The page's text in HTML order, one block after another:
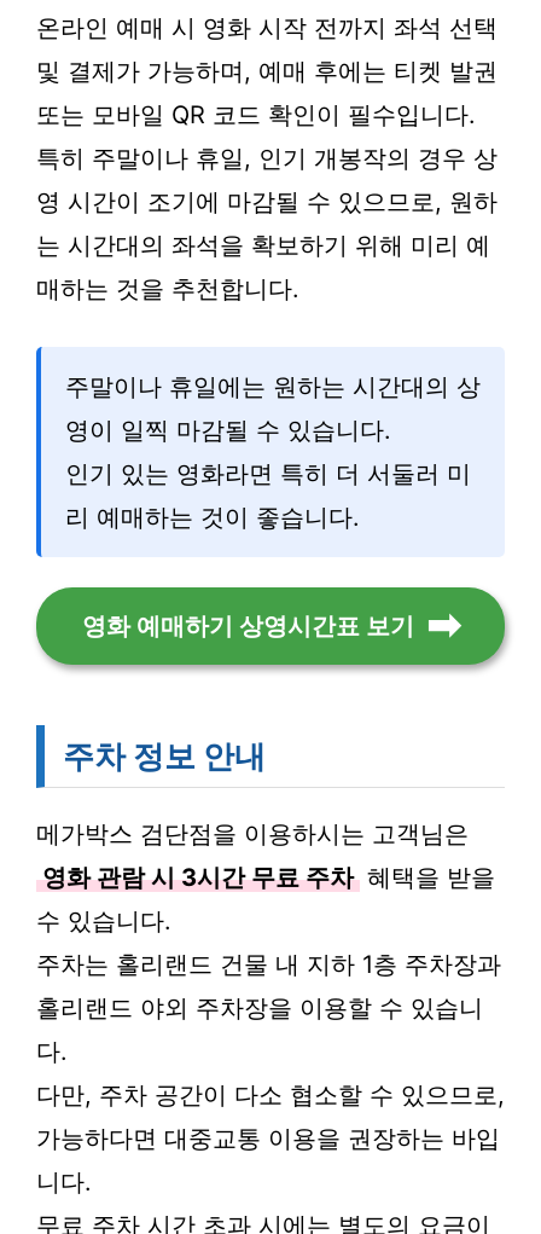
온라인 예매 시 영화 시작 전까지 좌석 선택
및 결제가 가능하며, 예매 후에는 티켓 발권
또는 모바일 QR 코드 확인이 필수입니다.
특히 주말이나 휴일, 인기 개봉작의 경우 상
영 시간이 조기에 마감될 수 있으므로, 원하
는 시간대의 좌석을 확보하기 위해 미리 예
매하는 것을 추천합니다.
주말이나 휴일에는 원하는 시간대의 상
영이 일찍 마감될 수 있습니다.
인기 있는 영화라면 특히 더 서둘러 미
리 예매하는 것이 좋습니다.
영화 예매하기 상영시간표 보기
주차 정보 안내
메가박스 검단점을 이용하시는 고객님은
영화 관람 시 3시간 무료 주차 혜택을 받을
수 있습니다.
주차는 홀리랜드 건물 내 지하 1층 주차장과
홀리랜드 야외 주차장을 이용할 수 있습니
다.
다만, 주차 공간이 다소 협소할 수 있으므로,
가능하다면 대중교통 이용을 권장하는 바입
니다.
무료 주차 시간 초과 시에는 별도의 요금이